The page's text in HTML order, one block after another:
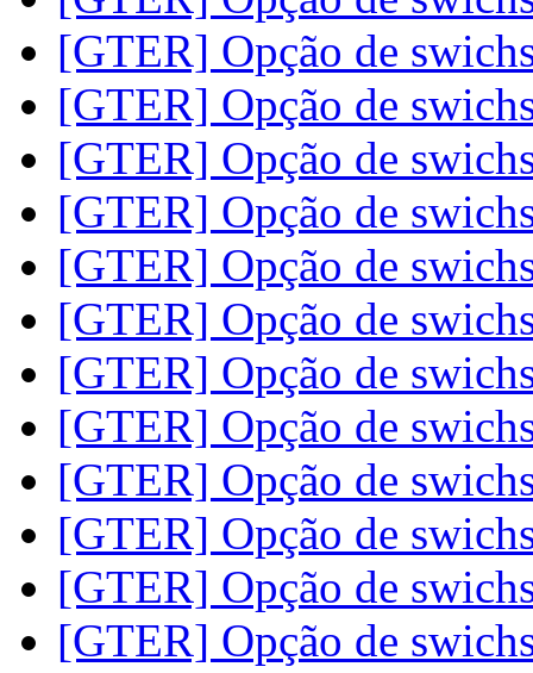
[GTER] Opção de
[GTER] Opção de
[GTER] Opção de
[GTER] Opção de
[GTER] Opção de
[GTER] Opção de
[GTER] Opção de
[GTER] Opção de
[GTER] Opção de
[GTER] Opção de
[GTER] Opção de
[GTER] Opção de